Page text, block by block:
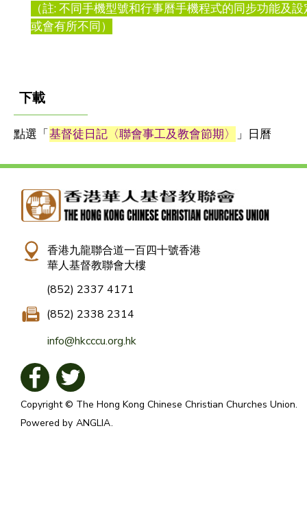
（註: 不同手機型號和行事曆手機程式的同步功能及設
或會有所不同）
下載
點選「基督徒日記〈聯會事工及教會節期〉 」日曆
香港九龍聯合道一百四十號香港
華人基督教聯會大樓
(852) 2337 4171
(852) 2338 2314
info@hkcccu.org.hk
Copyright © The Hong Kong Chinese Christian Churches Union.
Powered by ANGLIA.